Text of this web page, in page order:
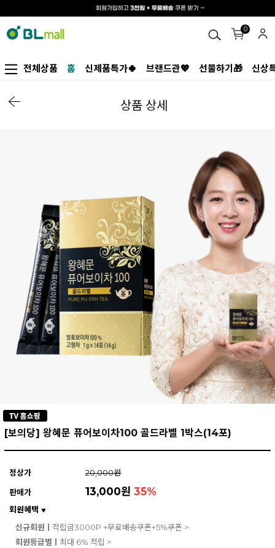
0
전체상품 홈 신제품특가🍀 브랜드관💖 선물하기🎁 신상
상품 상세
[보의당] 왕혜문 퓨어보이차100 골드라벨 1박스(14포)
정상가
20,000원
판매가
13,000원35%
회원혜택 ▼
신규회원ㅣ 적립금3000P +무료배송쿠폰+5%쿠폰 >
회원등급별ㅣ 최대 6% 적립 >